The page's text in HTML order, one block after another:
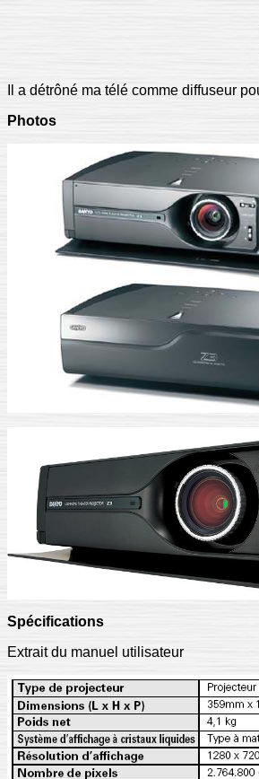
Il a détrôné ma télé comme diffuseur
Photos
Spécifications
Extrait du manuel utilisateur